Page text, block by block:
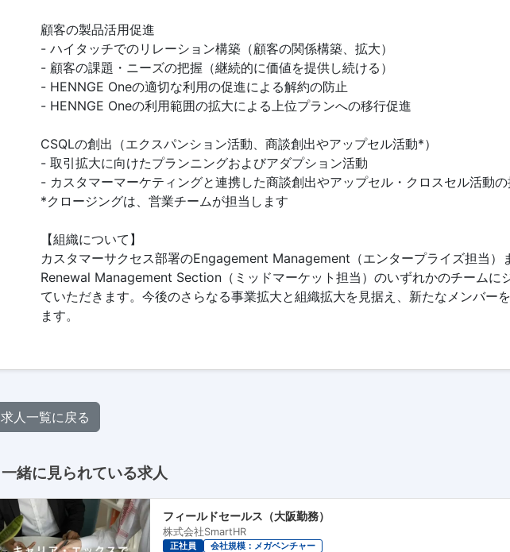
顧客の製品活用促進
- ハイタッチでのリレーション構築（顧客の関係構築、拡大）
- 顧客の課題・ニーズの把握（継続的に価値を提供し続ける）
- HENNGE Oneの適切な利用の促進による解約の防止
- HENNGE Oneの利用範囲の拡大による上位プランへの移行促進
CSQLの創出（エクスパンション活動、商談創出やアップセル活動*）
- 取引拡大に向けたプランニングおよびアダプション活動
- カスタマーマーケティングと連携した商談創出やアップセル・クロスセル活動の
*クロージングは、営業チームが担当します
【組織について】
カスタマーサクセス部署のEngagement Management（エンタープライズ担当）
Renewal Management Section（ミッドマーケット担当）のいずれかのチームに
ていただきます。今後のさらなる事業拡大と組織拡大を見据え、新たなメンバー
ます。
求人一覧に戻る
一緒に見られている求人
フィールドセールス（大阪勤務）
株式会社SmartHR
正社員 会社規模：メガベンチャー